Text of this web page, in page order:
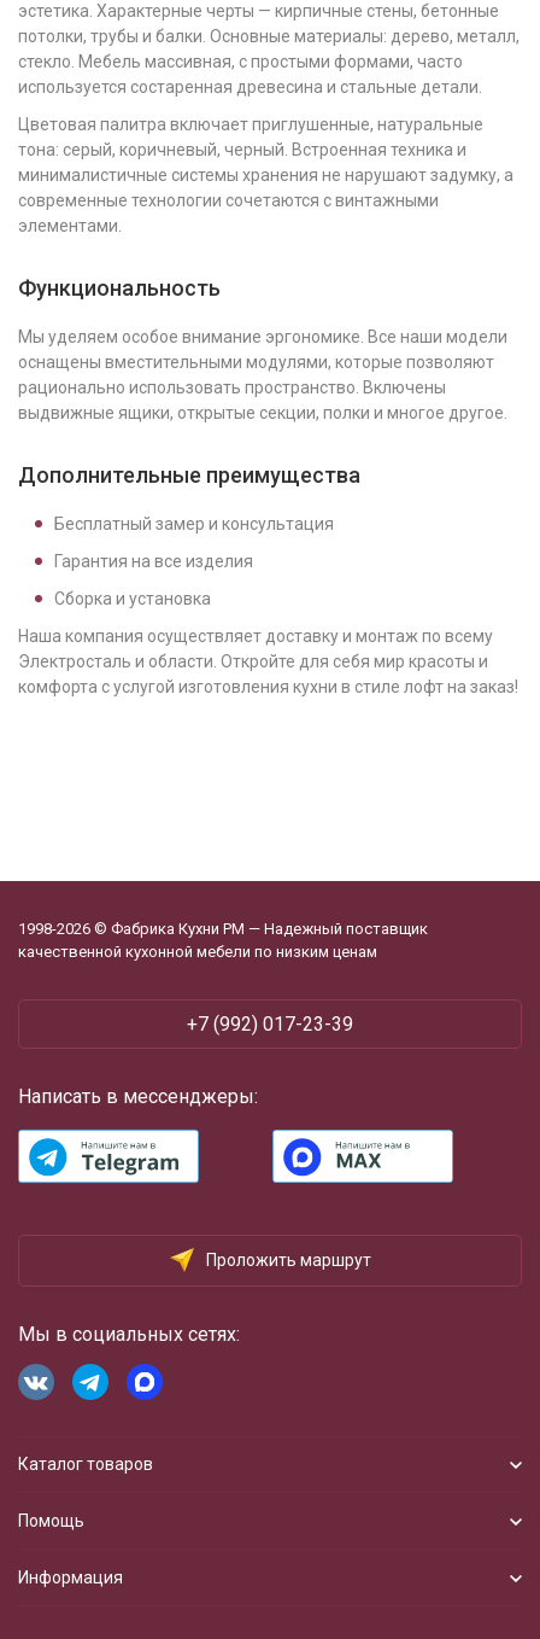
эстетика. Характерные черты — кирпичные стены, бетонные
потолки, трубы и балки. Основные материалы: дерево, металл,
стекло. Мебель массивная, с простыми формами, часто
используется состаренная древесина и стальные детали.
Цветовая палитра включает приглушенные, натуральные
тона: серый, коричневый, черный. Встроенная техника и
минималистичные системы хранения не нарушают задумку, а
современные технологии сочетаются с винтажными
элементами.
Функциональность
Мы уделяем особое внимание эргономике. Все наши модели
оснащены вместительными модулями, которые позволяют
рационально использовать пространство. Включены
выдвижные ящики, открытые секции, полки и многое другое.
Дополнительные преимущества
Бесплатный замер и консультация
Гарантия на все изделия
Сборка и установка
Наша компания осуществляет доставку и монтаж по всему
Электросталь и области. Откройте для себя мир красоты и
комфорта с услугой изготовления кухни в стиле лофт на заказ!
1998-2026 © Фабрика Кухни РМ — Надежный поставщик
качественной кухонной мебели по низким ценам
+7 (992) 017-23-39
Написать в мессенджеры:
Проложить маршрут
Мы в социальных сетях:
Каталог товаров
Помощь
Информация